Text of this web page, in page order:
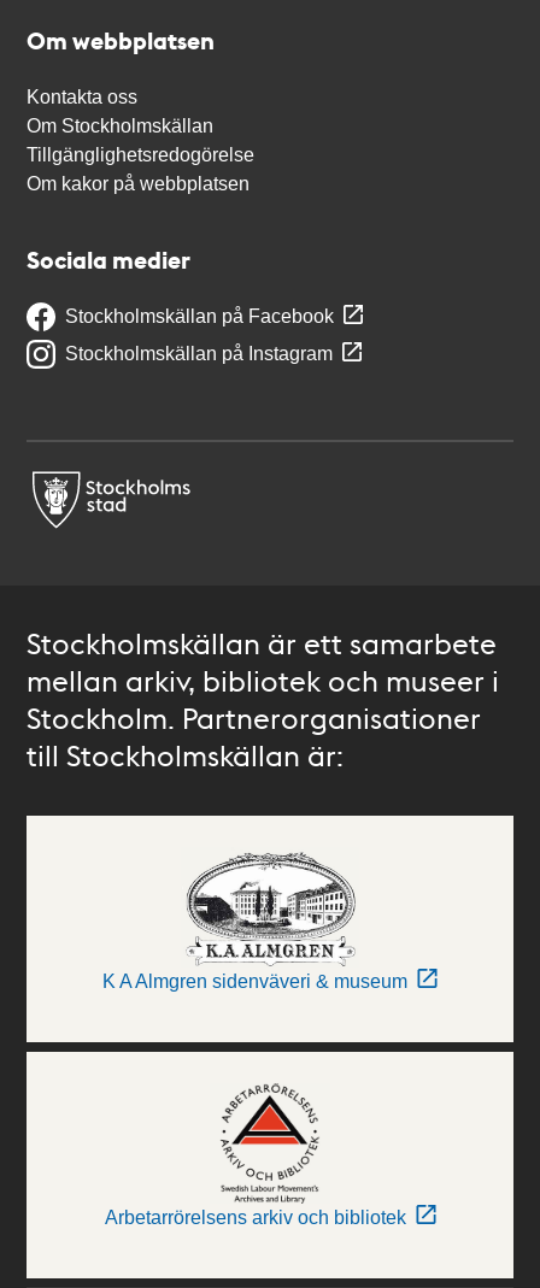
Om webbplatsen
Kontakta oss
Om Stockholmskällan
Tillgänglighetsredogörelse
Om kakor på webbplatsen
Sociala medier
Stockholmskällan på Facebook
Stockholmskällan på Instagram
Stockholmskällan är ett samarbete
mellan arkiv, bibliotek och museer i
Stockholm. Partnerorganisationer
till Stockholmskällan är:
K A Almgren sidenväveri & museum
Arbetarrörelsens arkiv och bibliotek